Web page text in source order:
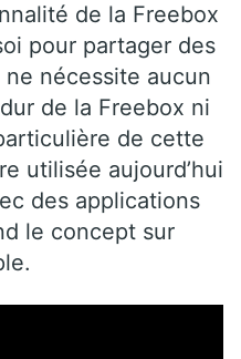
de la Freebox
pour partager des
ne nécessite aucun
de la Freebox ni
de cette
utilisée aujourd’hui
des applications
le concept sur